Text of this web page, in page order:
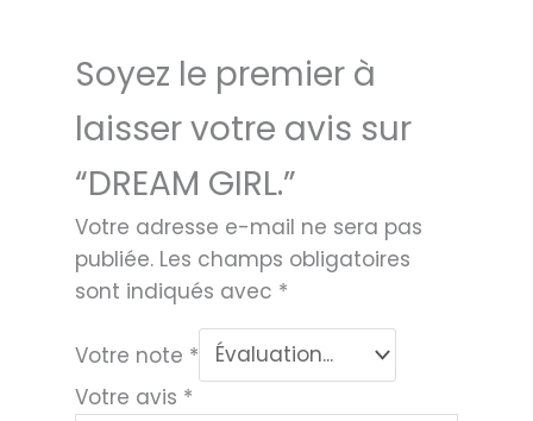
Soyez le premier à
laisser votre avis sur
“DREAM GIRL.”
Votre adresse e-mail ne sera pas
publiée. Les champs obligatoires
sont indiqués avec *
Votre note *
Votre avis *